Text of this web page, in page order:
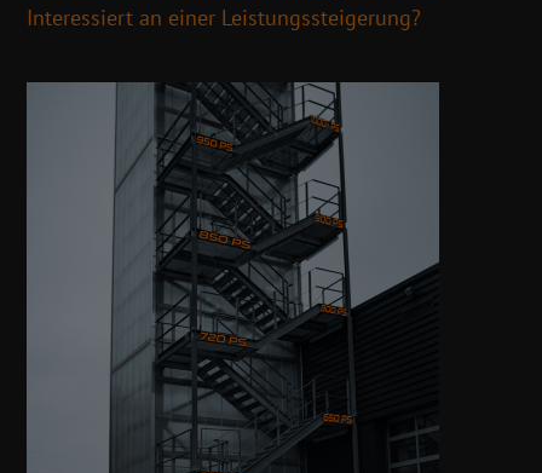
Interessiert an einer Leistungssteigerung?